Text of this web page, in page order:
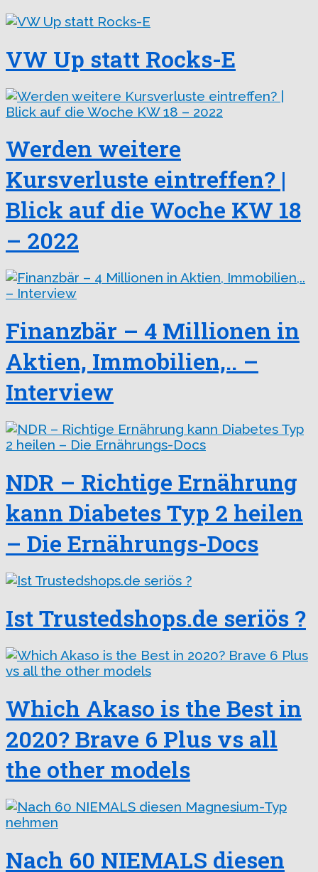
VW Up statt Rocks-E
Werden weitere
Kursverluste eintreffen? |
Blick auf die Woche KW 18
– 2022
Finanzbär – 4 Millionen in
Aktien, Immobilien,.. –
Interview
NDR – Richtige Ernährung
kann Diabetes Typ 2 heilen
– Die Ernährungs-Docs
Ist Trustedshops.de seriös ?
Which Akaso is the Best in
2020? Brave 6 Plus vs all
the other models
Nach 60 NIEMALS diesen